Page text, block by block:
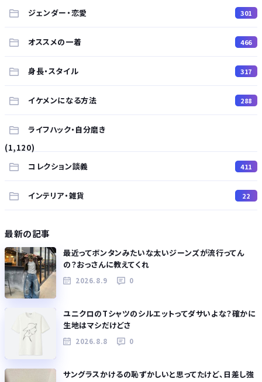
ジェンダー・恋愛
301
オススメの一着 466
身長・スタイル 317
イケメンになる方法 288
ライフハック・自分磨き
(1,120)
コレクション談義
411
インテリア・雑貨 22
最新の記事
最近ってボンタンみたいな太いジーンズが流行ってん
の？おっさんに教えてくれ
2026.8.9 0
ユニクロのTシャツのシルエットってダサいよな？確かに
生地はマシだけどさ
2026.8.8 0
サングラスかけるの恥ずかしいと思ってたけど、日差し強